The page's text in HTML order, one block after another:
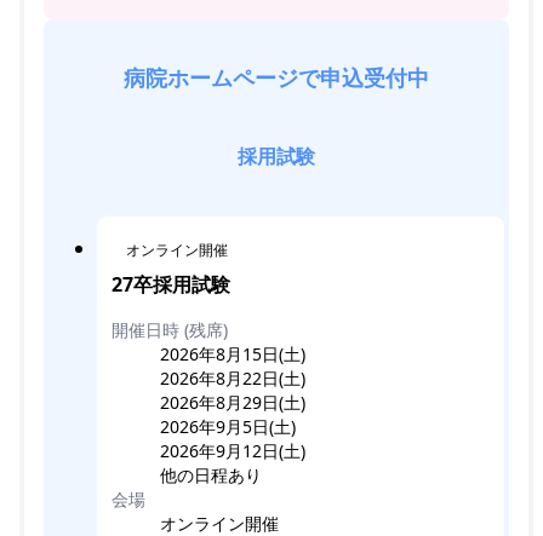
病院ホームページで申込受付中
採用試験
オンライン開催
27卒採用試験
開催日時 (残席)
2026年8月15日(土)
2026年8月22日(土)
2026年8月29日(土)
2026年9月5日(土)
2026年9月12日(土)
他の日程あり
会場
オンライン開催